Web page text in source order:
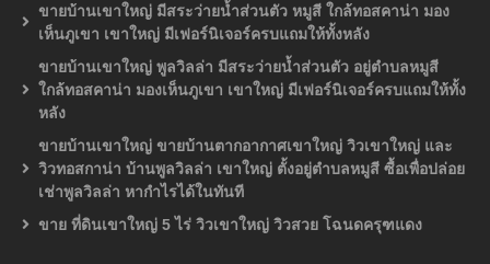
ขายบ้านเขาใหญ่ มีสระว่ายน้ำส่วนตัว หมูสี ใกล้ทอสคาน่า มอง
เห็นภูเขา เขาใหญ่ มีเฟอร์นิเจอร์ครบแถมให้ทั้งหลัง
ขายบ้านเขาใหญ่ พูลวิลล่า มีสระว่ายน้ำส่วนตัว อยู่ตำบลหมูสี
ใกล้ทอสคาน่า มองเห็นภูเขา เขาใหญ่ มีเฟอร์นิเจอร์ครบแถมให้ทั้ง
หลัง
ขายบ้านเขาใหญ่ ขายบ้านตากอากาศเขาใหญ่ วิวเขาใหญ่ และ
วิวทอสกาน่า บ้านพูลวิลล่า เขาใหญ่ ตั้งอยู่ตำบลหมูสี ซื้อเพื่อปล่อย
เช่าพูลวิลล่า หากำไรได้ในทันที
ขาย ที่ดินเขาใหญ่ 5 ไร่ วิวเขาใหญ่ วิวสวย โฉนดครุฑแดง